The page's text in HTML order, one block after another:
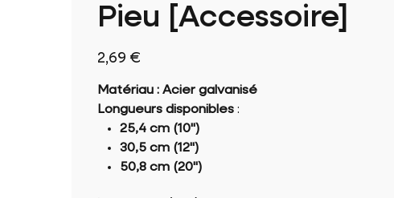
Pieu [Accessoire]
Prix
2,69 €
Matériau : Acier galvanisé
Longueurs disponibles:
25,4 cm (10")
30,5 cm (12")
50,8 cm (20")